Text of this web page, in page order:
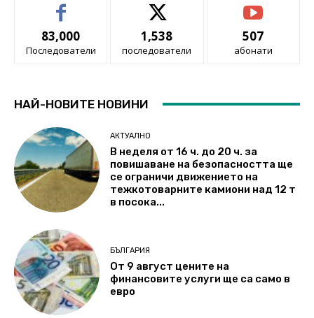
83,000
Последователи
1,538
последователи
507
абонати
НАЙ-НОВИТЕ НОВИНИ
АКТУАЛНО
В неделя от 16 ч. до 20 ч. за
повишаване на безопасността ще
се ограничи движението на
тежкотоварните камиони над 12 т
в посока...
БЪЛГАРИЯ
От 9 август цените на
финансовите услуги ще са само в
евро